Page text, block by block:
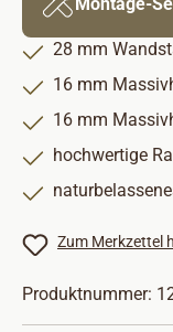
28 mm
16 mm
16 mm
hochwertige
Zum Merkzettel
Produktnummer: